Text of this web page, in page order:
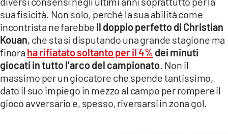
App
ANDROID
APPLE
sua fisicità. Non solo, perché la sua abilità come
incontrista ne farebbe il doppio perfetto di Christian
Kouan, che sta sì disputando una grande stagione ma
finora ha rifiatato soltanto per il 4% dei minuti
giocati in tutto l’arco del campionato . Non il
massimo per un giocatore che spende tantissimo,
dato il suo impiego in mezzo al campo per rompere il
gioco avversario e, spesso, riversarsi in zona gol.